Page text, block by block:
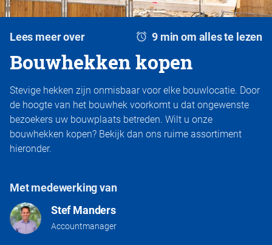
Webshop
Lees meer over 9 min om alles te lezen
Bouwhekken kopen
Stevige hekken zijn onmisbaar voor elke bouwlocatie. Door
de hoogte van het bouwhek voorkomt u dat ongewenste
bezoekers uw bouwplaats betreden. Wilt u onze
bouwhekken kopen? Bekijk dan ons ruime assortiment
hieronder.
Met medewerking van
Stef Manders
Accountmanager